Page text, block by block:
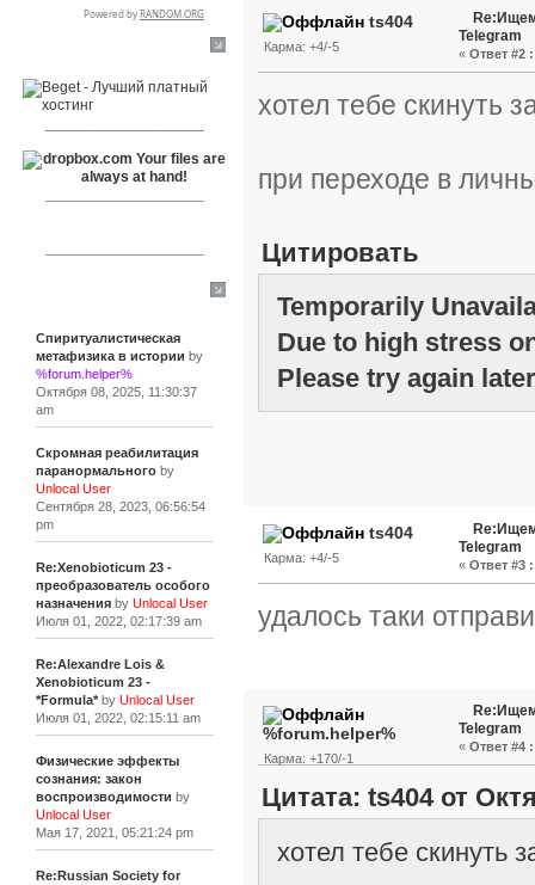
Спиритуалистическая
метафизика в истории by
%forum.helper%
Октября 08, 2025, 11:30:37
am
Скромная реабилитация
паранормальногоby
Unlocal User
Сентября 28, 2023, 06:56:54
pm
Re:Xenobioticum 23 -
преобразователь особого
назначенияby Unlocal User
Июля 01, 2022, 02:17:39 am
Re:Alexandre Lois &
Xenobioticum 23 -
*Formula*by Unlocal User
Июля 01, 2022, 02:15:11 am
Физические эффекты
сознания: закон
воспроизводимости by
Unlocal User
Мая 17, 2021, 05:21:24 pm
Re:Russian Society for
ts404
Карма: +4/-5
Telegram
« Ответ #2 :
хотел тебе скинуть
при переходе в
Цитировать
Temporarily
Due to high stress
Please try again
ts404
Карма: +4/-5
Telegram
« Ответ #3 :
удалось таки
%forum.helper%
Карма: +170/-1
Telegram
« Ответ #4 :
Цитата: ts404 от
хотел тебе скинуть